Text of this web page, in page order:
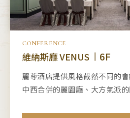
CONFERENCE
維納斯廳 VENUS 6F
麗尊酒店提供風格截然不同的
中西合併的麗園廳、大方氣派